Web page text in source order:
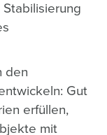
den
Gut
erfüllen,
mit